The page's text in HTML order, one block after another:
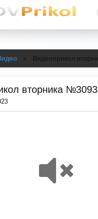
» Видеоприкол
вторника №3093